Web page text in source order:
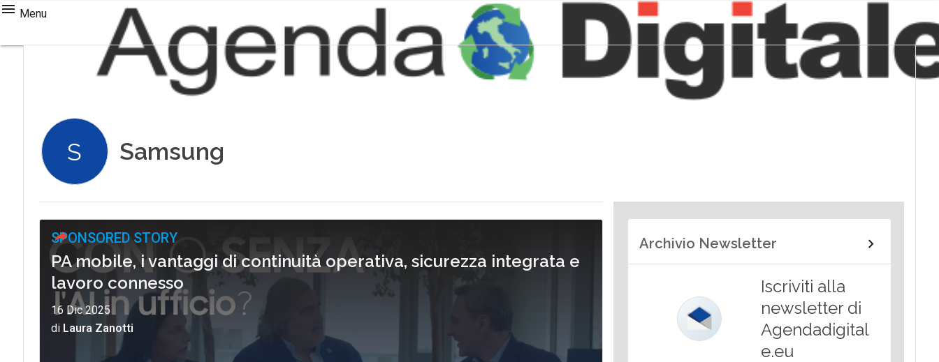
Menu
S Samsung
SPONSORED STORY
PA mobile, i vantaggi di continuità operativa, sicurezza integrata e
lavoro connesso
16 Dic 2025
di Laura Zanotti
Archivio Newsletter
Iscriviti alla
newsletter di
Agendadigital
e.eu